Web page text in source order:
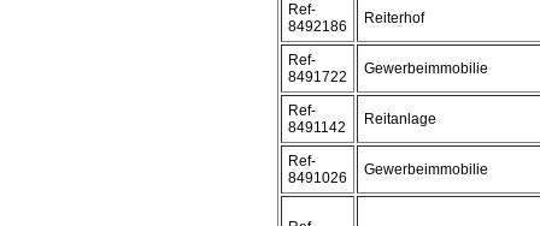
Ref-
8492186
Reiterhof
Ref-
8491722
Gewerbeimmobilie
Ref-
8491142
Reitanlage
Ref-
8491026
Gewerbeimmobilie